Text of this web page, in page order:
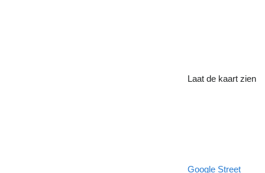
Laat de kaart zien
Google Street